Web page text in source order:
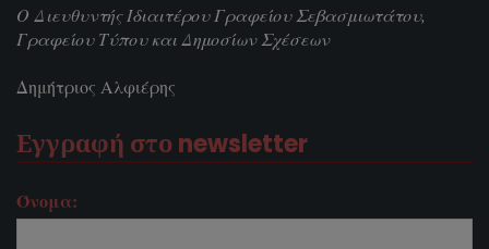
Ο Διευθυντής Ιδιαιτέρου Γραφείου Σεβασμιωτάτου,
Γραφείου Τύπου και Δημοσίων Σχέσεων
Δημήτριος Αλφιέρης
Εγγραφή στο newsletter
Όνομα: